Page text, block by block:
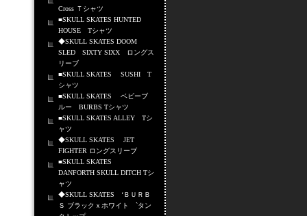
Cross Ｔシャツ
■SKULL SKATES HUNTED
HOUSE Tシャツ
◆SKULL SKATES DOOM
SLED SIXTY SIXX ロングス
リーブ
■SKULL SKATES SUSHI T
シャツ
■SKULL SKATES ベビーブ
ルー BURBS Tシャツ
■SKULL SKATES ALLEY Tシ
ャツ
◆SKULL SKATES JET
FIGHTER ロングスリーブ
■SKULL SKATES
DANFORTH SKULL DITCH Tシ
ャツ
◆SKULL SKATES ‘ＢＵＲＢ
Ｓ ブラックｘホワイト `タン